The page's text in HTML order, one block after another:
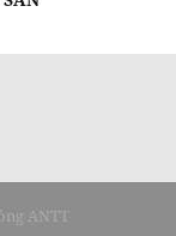
ANTT